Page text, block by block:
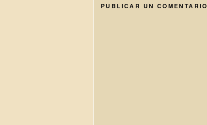
PUBLICAR UN COMENTARIO